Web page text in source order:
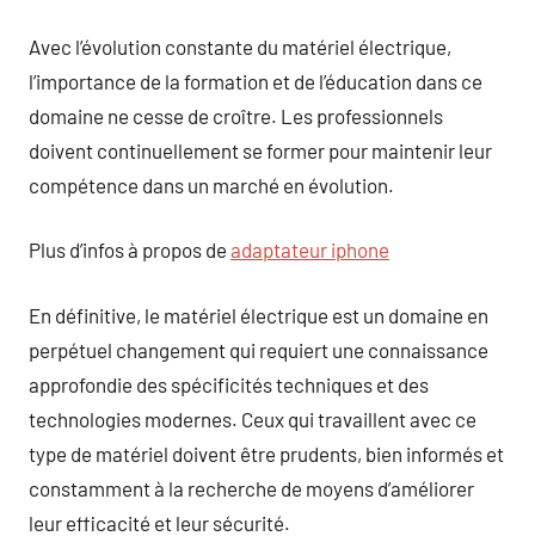
Avec l’évolution constante du matériel électrique,
l’importance de la formation et de l’éducation dans ce
domaine ne cesse de croître. Les professionnels
doivent continuellement se former pour maintenir leur
compétence dans un marché en évolution.
Plus d’infos à propos de adaptateur iphone
En définitive, le matériel électrique est un domaine en
perpétuel changement qui requiert une connaissance
approfondie des spécificités techniques et des
technologies modernes. Ceux qui travaillent avec ce
type de matériel doivent être prudents, bien informés et
constamment à la recherche de moyens d’améliorer
leur efficacité et leur sécurité.